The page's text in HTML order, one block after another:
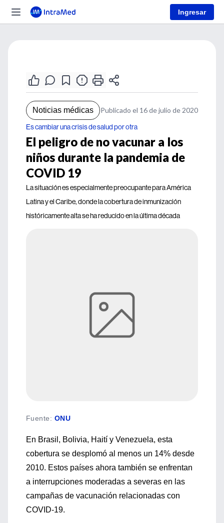
Ingresar
Noticias médicas Publicado el 16 de julio de 2020
Es cambiar una crisis de salud por otra
El peligro de no vacunar a los
niños durante la pandemia de
COVID 19
La situación es especialmente preocupante para América
Latina y el Caribe, donde la cobertura de inmunización
históricamente alta se ha reducido en la última década
Fuente: ONU
En Brasil, Bolivia, Haití y Venezuela, esta
cobertura se desplomó al menos un 14% desde
2010. Estos países ahora también se enfrentan
a interrupciones moderadas a severas en las
campañas de vacunación relacionadas con
COVID-19.